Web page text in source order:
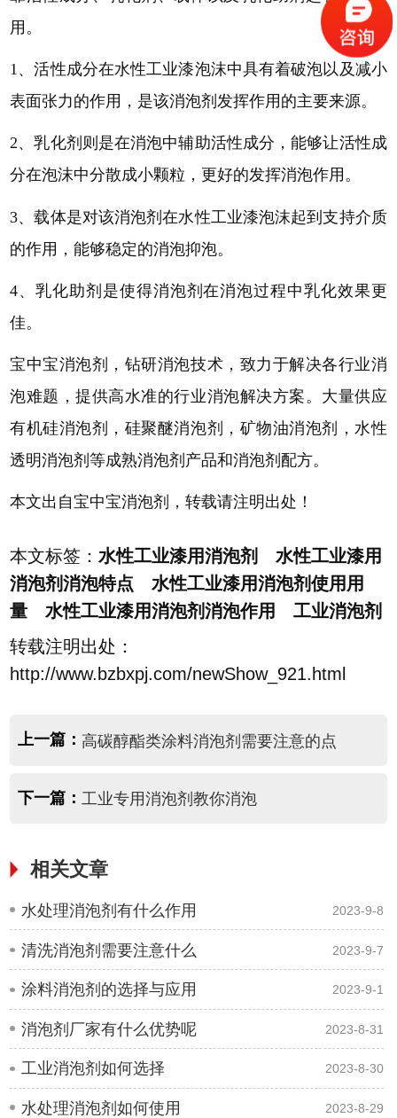
用。
1、活性成分在水性工业漆泡沫中具有着破泡以及减小
表面张力的作用，是该消泡剂发挥作用的主要来源。
2、乳化剂则是在消泡中辅助活性成分，能够让活性成
分在泡沫中分散成小颗粒，更好的发挥消泡作用。
3、载体是对该消泡剂在水性工业漆泡沫起到支持介质
的作用，能够稳定的消泡抑泡。
4、乳化助剂是使得消泡剂在消泡过程中乳化效果更
佳。
宝中宝消泡剂，钻研消泡技术，致力于解决各行业消
泡难题，提供高水准的行业消泡解决方案。大量供应
有机硅消泡剂，硅聚醚消泡剂，矿物油消泡剂，水性
透明消泡剂等成熟消泡剂产品和消泡剂配方。
本文出自宝中宝消泡剂，转载请注明出处！
本文标签：水性工业漆用消泡剂 水性工业漆用
消泡剂消泡特点 水性工业漆用消泡剂使用用
量 水性工业漆用消泡剂消泡作用 工业消泡剂
转载注明出处：
http://www.bzbxpj.com/newShow_921.html
上一篇： 高碳醇酯类涂料消泡剂需要注意的点
下一篇： 工业专用消泡剂教你消泡
相关文章
水处理消泡剂有什么作用 2023-9-8
清洗消泡剂需要注意什么 2023-9-7
涂料消泡剂的选择与应用 2023-9-1
消泡剂厂家有什么优势呢 2023-8-31
工业消泡剂如何选择 2023-8-30
水处理消泡剂如何使用 2023-8-29